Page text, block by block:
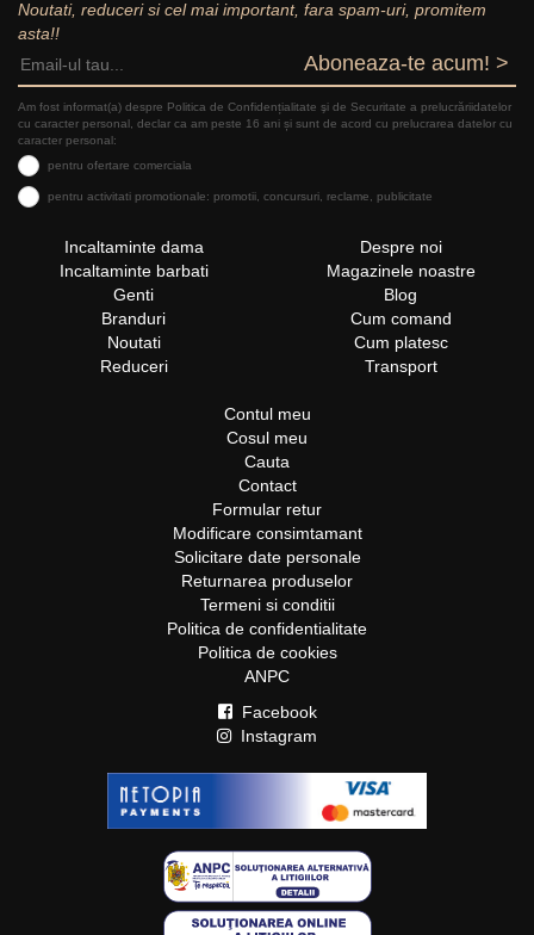
Noutati, reduceri si cel mai important, fara spam-uri, promitem
asta!!
Aboneaza-te acum! >
Am fost informat(a) despre Politica de Confidențialitate şi de Securitate a prelucrăriidatelor
cu caracter personal, declar ca am peste 16 ani și sunt de acord cu prelucrarea datelor cu
caracter personal:
pentru ofertare comerciala
pentru activitati promotionale: promotii, concursuri, reclame, publicitate
Incaltaminte dama
Incaltaminte barbati
Genti
Branduri
Noutati
Reduceri
Despre noi
Magazinele noastre
Blog
Cum comand
Cum platesc
Transport
Contul meu
Cosul meu
Cauta
Contact
Formular retur
Modificare consimtamant
Solicitare date personale
Returnarea produselor
Termeni si conditii
Politica de confidentialitate
Politica de cookies
ANPC
Facebook
Instagram